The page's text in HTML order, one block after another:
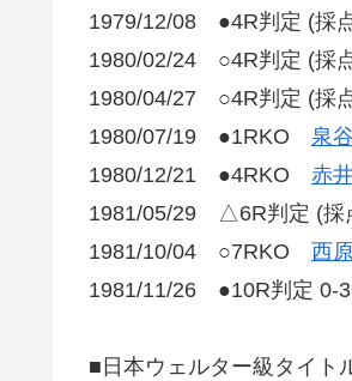
1979/12/08 ●4R判定 (採
1980/02/24 ○4R判定 (採
1980/04/27 ○4R判定 (採
1980/07/19 ●1RKO 泉
1980/12/21 ●4RKO 赤
1981/05/29 △6R判定 (
1981/10/04 ○7RKO 西
1981/11/26 ●10R判定 0-
■日本ウェルター級タイト